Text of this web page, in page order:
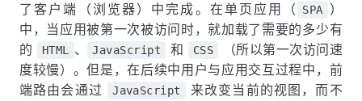
了客户端（浏览器）中完成。在单页应用（
SPA
）
中，当应用被第一次被访问时，就加载了需要的多少有
的
HTML 、 JavaScript 和 CSS
（所以第一次访问速
度较慢）。但是，在后续中用户与应用交互过程中，前
端路由会通过
JavaScript
来改变当前的视图，而不